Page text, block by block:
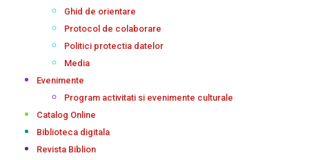
Ghid de orientare
Protocol de colaborare
Politici protectia datelor
Media
Evenimente
Program activitati si evenimente culturale
Catalog Online
Biblioteca digitala
Revista Biblion